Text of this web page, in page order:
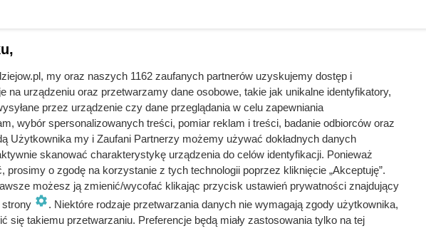
wojna stuletnia zakończyła się ponad 20 lat wcześniej, ale oba
wewnętrznymi i nawracającymi falami epidemii.
VIII) postanowił się pozbyć niezależnych księstw i wyruszył na
zmarł, zostawiając kraj swojej jedenastoletniej córce - Annie.
nie trzyma się kupy. Ten szczegół zdradza wszystko
my oraz naszych 1162 zaufanych partnerów uzyskujemy dostęp i
na urządzeniu oraz przetwarzamy dane osobowe, takie jak unikalne identyfikatory,
przez urządzenie czy dane przeglądania w celu zapewniania
wybór spersonalizowanych treści, pomiar reklam i treści, badanie odbiorców oraz
Użytkownika my i Zaufani Partnerzy możemy używać dokładnych danych
skanować charakterystykę urządzenia do celów identyfikacji. Ponieważ
prosimy o zgodę na korzystanie z tych technologii poprzez kliknięcie „Akceptuję”.
możesz ją zmienić/wycofać klikając przycisk ustawień prywatności znajdujący
strony
. Niektóre rodzaje przetwarzania danych nie wymagają zgody użytkownika,
się takiemu przetwarzaniu. Preferencje będą miały zastosowania tylko na tej